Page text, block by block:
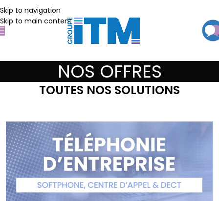
Skip to navigation
Skip to main content
NOS OFFRES
TOUTES NOS SOLUTIONS